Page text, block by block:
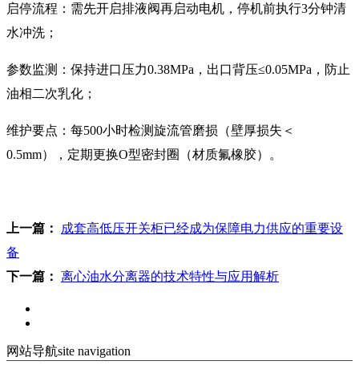
启停流程：需先开启排液阀再启动电机，停机前执行3分钟清
水冲洗；
参数监测：保持进口压力0.38MPa，出口背压≤0.05MPa，防止
油相二次乳化；
维护要点：每500小时检测旋流管磨损（壁厚损失＜
0.5mm），定期更换O型密封圈（材质氟橡胶）。
上一篇：
成套高低压开关柜已经成为保障电力供应的重要设
备
下一篇： 离心油水分离器的技术特性与应用解析
网站导航site navigation